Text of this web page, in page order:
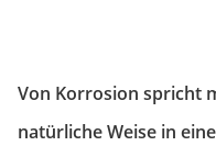
Von Korrosion spricht
natürliche Weise in